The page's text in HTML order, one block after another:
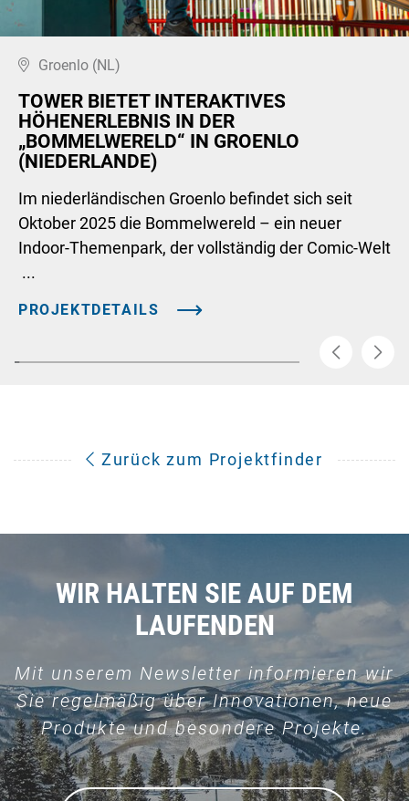
Groenlo (NL)
TOWER BIETET INTERAKTIVES
HÖHENERLEBNIS IN DER
„BOMMELWERELD“ IN GROENLO
(NIEDERLANDE)
Im niederländischen Groenlo befindet sich seit
Oktober 2025 die Bommelwereld – ein neuer
Indoor-Themenpark, der vollständig der Comic-Welt
...
PROJEKTDETAILS
Zurück zum Projektfinder
WIR HALTEN SIE AUF DEM
LAUFENDEN
Mit unserem Newsletter informieren wir
Sie regelmäßig über Innovationen, neue
Produkte und besondere Projekte.